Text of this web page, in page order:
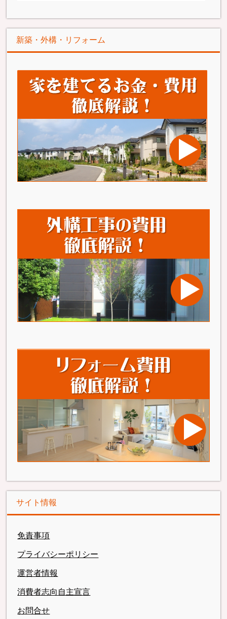
新築・外構・リフォーム
サイト情報
免責事項
プライバシーポリシー
運営者情報
消費者志向自主宣言
お問合せ